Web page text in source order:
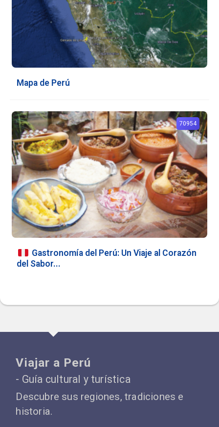
Mapa de Perú
Gastronomía del Perú: Un Viaje al Corazón
del Sabor...
70954
Viajar a Perú
- Guía cultural y turística
Descubre sus regiones, tradiciones e
historia.